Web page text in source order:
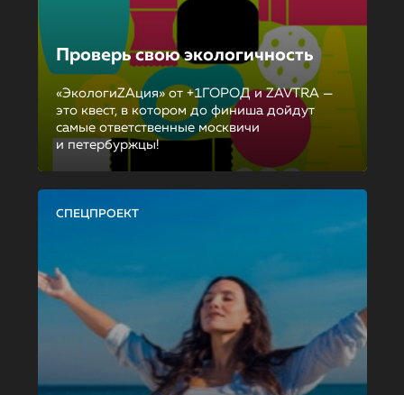
Проверь свою экологичность
«ЭкологиZAция» от +1ГОРОД и ZAVTRA —
это квест, в котором до финиша дойдут
самые ответственные москвичи
и петербуржцы!
СПЕЦПРОЕКТ